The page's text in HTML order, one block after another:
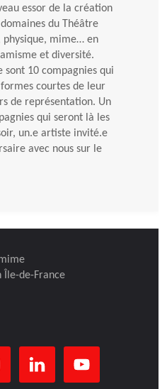
essor de la création
du Théâtre
physique, mime… en
et diversité.
sont 10 compagnies qui
courtes de leur
de représentation. Un
qui seront là les
un.e artiste invité.e
avec nous sur le
Île-de-France